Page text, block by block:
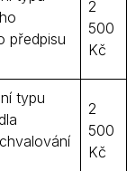
předpisu
2
500
Kč
typu
2
500
Kč